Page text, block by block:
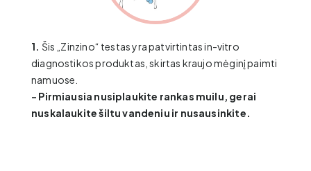
1. Šis „Zinzino“ testas yra patvirtintas in-vitro
diagnostikos produktas, skirtas kraujo mėginį paimti
namuose.
- Pirmiausia nusiplaukite rankas muilu, gerai
nuskalaukite šiltu vandeniu ir nusausinkite.